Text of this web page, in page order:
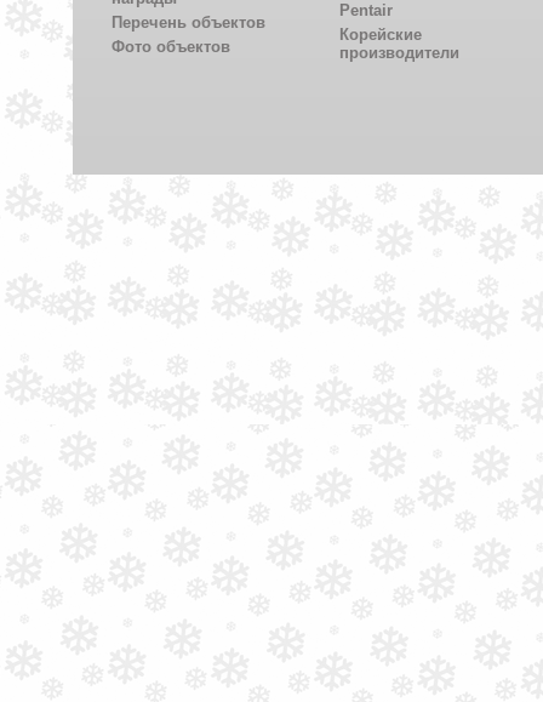
Перечень объектов
Фото объектов
Pentair
Корейские
производители